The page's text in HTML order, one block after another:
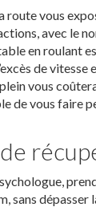
vous
avec le
en roulant
de
vous
de vous faire
dépasser